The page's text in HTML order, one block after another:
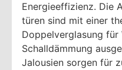
Energieeffizienz. Die
türen sind mit einer
Doppelverglasung für
Schalldämmung
Jalousien sorgen für